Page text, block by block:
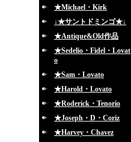
★Michael・Kirk
↓★サントドミンゴ★↓
★Antique&Old作品
★Sedelio・Fidel・Lovat
o
★Sam・Lovato
★Harold・Lovato
★Roderick・Tenorio
★Joseph・D・Coriz
★Harvey・Chavez